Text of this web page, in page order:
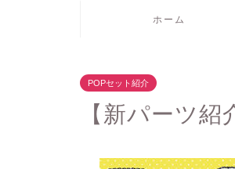
ホーム
POPセット紹介
【新パーツ